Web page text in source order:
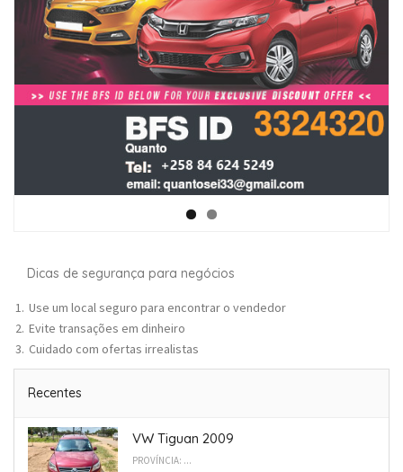
Dicas de segurança para negócios
Use um local seguro para encontrar o vendedor
Evite transações em dinheiro
Cuidado com ofertas irrealistas
Recentes
VW Tiguan 2009
PROVÍNCIA: ...